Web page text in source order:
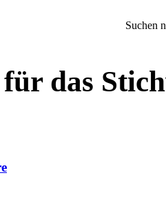
Suchen
das